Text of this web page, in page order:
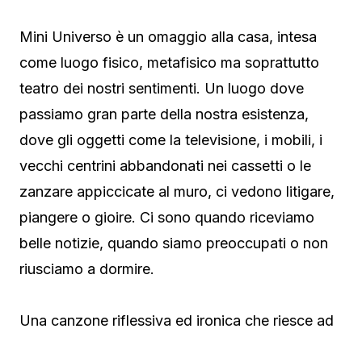
Mini Universo è un omaggio alla casa, intesa
come luogo fisico, metafisico ma soprattutto
teatro dei nostri sentimenti. Un luogo dove
passiamo gran parte della nostra esistenza,
dove gli oggetti come la televisione, i mobili, i
vecchi centrini abbandonati nei cassetti o le
zanzare appiccicate al muro, ci vedono litigare,
piangere o gioire. Ci sono quando riceviamo
belle notizie, quando siamo preoccupati o non
riusciamo a dormire.
Una canzone riflessiva ed ironica che riesce ad